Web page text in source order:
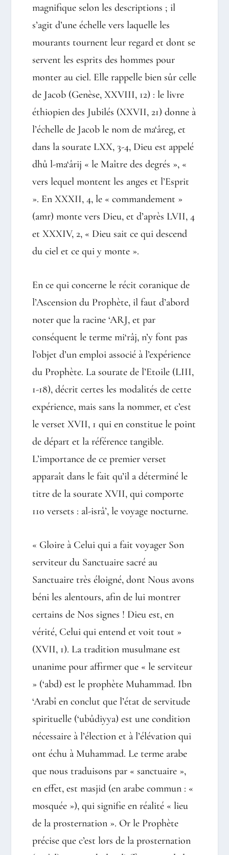
magnifique selon les descriptions ; il
s’agit d’une échelle vers laquelle les
mourants tournent leur regard et dont se
servent les esprits des hommes pour
monter au ciel. Elle rappelle bien sûr celle
de Jacob (Genèse, XXVIII, 12) : le livre
éthiopien des Jubilés (XXVII, 21) donne à
l’échelle de Jacob le nom de ma‘âreg, et
dans la sourate LXX, 3-4, Dieu est appelé
dhû l-ma‘ârij « le Maître des degrés », «
vers lequel montent les anges et l’Esprit
». En XXXII, 4, le « commandement »
(amr) monte vers Dieu, et d’après LVII, 4
et XXXIV, 2, « Dieu sait ce qui descend
du ciel et ce qui y monte ».
En ce qui concerne le récit coranique de
l’Ascension du Prophète, il faut d’abord
noter que la racine ‘ARJ, et par
conséquent le terme mi‘râj, n’y font pas
l’objet d’un emploi associé à l’expérience
du Prophète. La sourate de l’Etoile (LIII,
1-18), décrit certes les modalités de cette
expérience, mais sans la nommer, et c’est
le verset XVII, 1 qui en constitue le point
de départ et la référence tangible.
L’importance de ce premier verset
apparaît dans le fait qu’il a déterminé le
titre de la sourate XVII, qui comporte
110 versets : al-isrâ’, le voyage nocturne.
« Gloire à Celui qui a fait voyager Son
serviteur du Sanctuaire sacré au
Sanctuaire très éloigné, dont Nous avons
béni les alentours, afin de lui montrer
certains de Nos signes ! Dieu est, en
vérité, Celui qui entend et voit tout »
(XVII, 1). La tradition musulmane est
unanime pour affirmer que « le serviteur
» (‘abd) est le prophète Muhammad. Ibn
‘Arabî en conclut que l’état de servitude
spirituelle (‘ubûdiyya) est une condition
nécessaire à l’élection et à l’élévation qui
ont échu à Muhammad. Le terme arabe
que nous traduisons par « sanctuaire »,
en effet, est masjid (en arabe commun : «
mosquée »), qui signifie en réalité « lieu
de la prosternation ». Or le Prophète
précise que c’est lors de la prosternation